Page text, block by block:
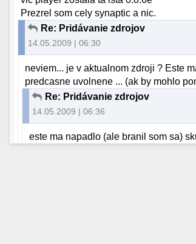
Prezrel som cely synaptic a nic.
Re: Pridávanie zdrojov
14.05.2009 | 06:30
neviem... je v aktualnom zdroji ? Este
predcasne uvolnene ... (ak by mohlo
Re: Pridávanie zdrojov
14.05.2009 | 06:36
este ma napadlo (ale branil som sa)